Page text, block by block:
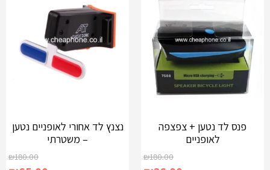
פנס לד נטען + צפצפה
לאופניים
₪180.00
נצנץ לד אחורי לאופניים נטען
– משטרתי
₪180.00